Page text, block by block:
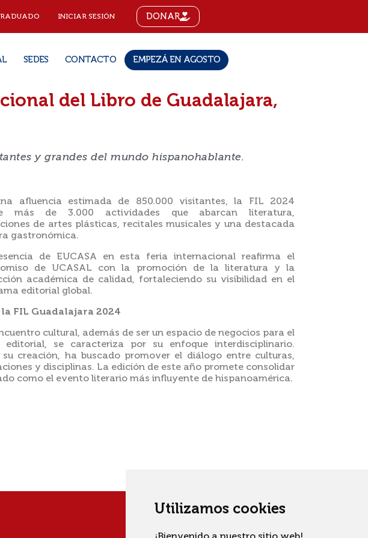
Utilizamos cookies
INICIAR SESIÓN DONAR
SEDES CONTACTO EMPEZÁ EN AGOSTO
del Libro de Guadalajara,
y grandes del mundo hispanohablante.
afluencia estimada de 850.000 visitantes, la FIL 2024
más de 3.000 actividades que abarcan literatura,
de artes plásticas, recitales musicales y una destacada
gastronómica.
de EUCASA en esta feria internacional reafirma el
de UCASAL con la promoción de la literatura y la
académica de calidad, fortaleciendo su visibilidad en el
editorial global.
la FIL Guadalajara 2024
cultural, además de ser un espacio de negocios para el
editorial, se caracteriza por su enfoque interdisciplinario.
su creación, ha buscado promover el diálogo entre culturas,
y disciplinas. La edición de este año promete consolidar
como el evento literario más influyente de hispanoamérica.